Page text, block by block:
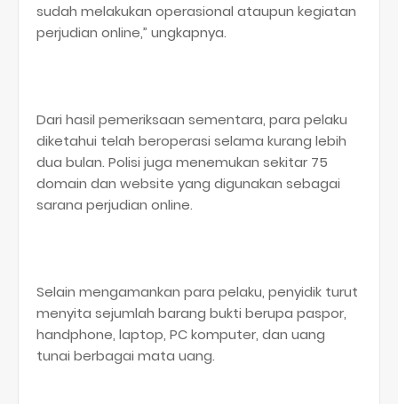
sudah melakukan operasional ataupun kegiatan
perjudian online,” ungkapnya.
Dari hasil pemeriksaan sementara, para pelaku
diketahui telah beroperasi selama kurang lebih
dua bulan. Polisi juga menemukan sekitar 75
domain dan website yang digunakan sebagai
sarana perjudian online.
Selain mengamankan para pelaku, penyidik turut
menyita sejumlah barang bukti berupa paspor,
handphone, laptop, PC komputer, dan uang
tunai berbagai mata uang.